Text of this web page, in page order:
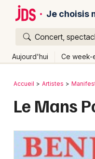
Je choisis
Concert,
Aujourd'hui Ce week-
Publier un
Grands événements
Bordeaux
Lille
Retour
Accueil Artistes
Le Mans
Quoi ?
Où ?
Quand ?
Aujourd'hui
Demain